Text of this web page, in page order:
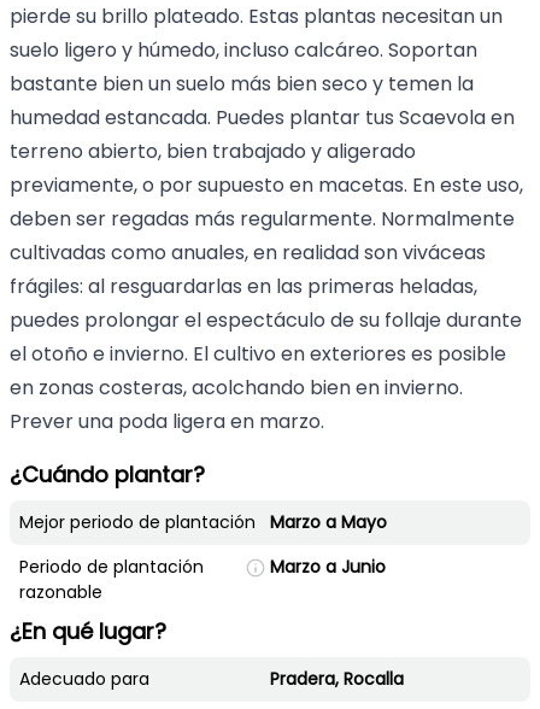
pierde su brillo plateado. Estas plantas necesitan un
suelo ligero y húmedo, incluso calcáreo. Soportan
bastante bien un suelo más bien seco y temen la
humedad estancada. Puedes plantar tus Scaevola en
terreno abierto, bien trabajado y aligerado
previamente, o por supuesto en macetas. En este uso,
deben ser regadas más regularmente. Normalmente
cultivadas como anuales, en realidad son viváceas
frágiles: al resguardarlas en las primeras heladas,
puedes prolongar el espectáculo de su follaje durante
el otoño e invierno. El cultivo en exteriores es posible
en zonas costeras, acolchando bien en invierno.
Prever una poda ligera en marzo.
¿Cuándo plantar?
Mejor periodo de plantación
Marzo a Mayo
Periodo de plantación
razonable
Marzo a Junio
¿En qué lugar?
Adecuado para
Pradera, Rocalla